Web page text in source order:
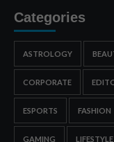
Categories
ASTROLOGY
CORPORATE
ESPORTS FASHION
GAMING LIFESTYLE